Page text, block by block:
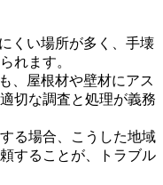
くい場所が多く、手壊
れます。
、屋根材や壁材にアス
切な調査と処理が義務
る場合、こうした地域
することが、トラブル